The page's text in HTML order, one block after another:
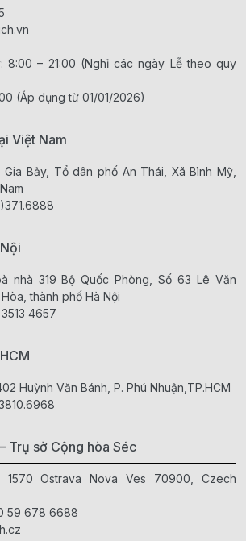
8:00 – 21:00 (Nghỉ các ngày Lễ theo quy
(Áp dụng từ 01/01/2026)
Việt Nam
Bảy, Tổ dân phố An Thái, Xã Bình Mỹ,
nhà 319 Bộ Quốc Phòng, Số 63 Lê Văn
thành phố Hà Nội
4657
Huỳnh Văn Bánh, P. Phú Nhuận,TP.HCM
Trụ sở Cộng hòa Séc
Ostrava Nova Ves 70900, Czech
59 678 6688